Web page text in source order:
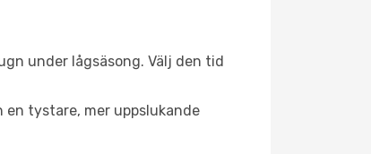
under lågsäsong. Välj den tid
tystare, mer uppslukande